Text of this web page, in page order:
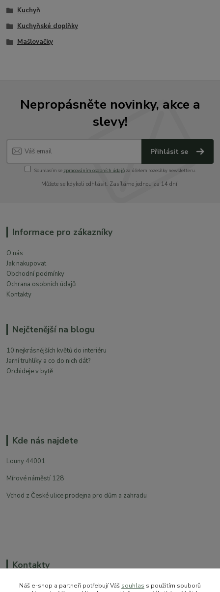
Kuchyň
Kuchyňské doplňky
Mašlovačky
Nepropásněte novinky, akce a
slevy!
Přihlásit se
Souhlasím se zpracováním osobních údajůza účelem rozesílky newsletteru.
Můžete se kdykoli odhlásit. Zasíláme jednou za 14 dní.
Informace pro zákazníky
O nás
Jak nakupovat
Obchodní podmínky
Ochrana osobních údajů
Kontakty
Nejčtenější na blogu
10 nejkrásnějších květů do interiéru
Jarní truhlíky a co do nich dát?
Orchideje v bytě
Kde nás najdete
Louny 44001
Mírové náměstí 128
Vchod z České ulice prodejna pro dům a zahradu
Kontakty
Náš e-shop a partneři potřebují Váš souhlas s použitím souborů